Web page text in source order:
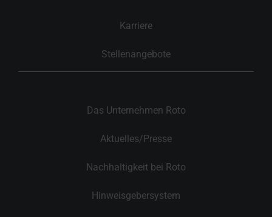
Karriere
Stellenangebote
Das Unternehmen Roto
Aktuelles/Presse
Nachhaltigkeit bei Roto
Hinweisgebersystem